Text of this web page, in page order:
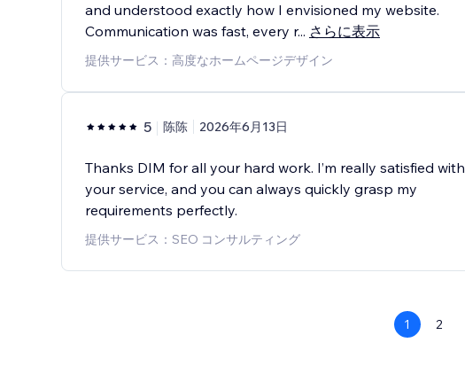
and understood exactly how I envisioned my website.
Communication was fast, every r... さらに表示
提供サービス：高度なホームページデザイン
5 陈陈 2026年6月13日
Thanks DIM for all your hard work. I’m really satisfied with
your service, and you can always quickly grasp my
requirements perfectly.
提供サービス：SEO コンサルティング
1 2